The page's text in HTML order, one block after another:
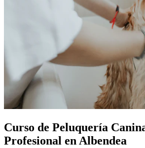
Curso de Peluquería
Profesional en Albendea